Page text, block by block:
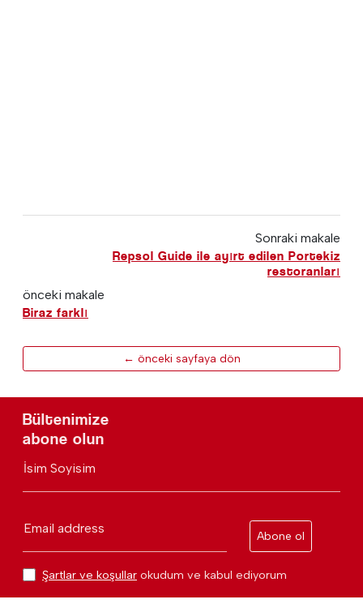
Sonraki makale
Repsol Guide ile ayırt edilen Portekiz
restoranları
önceki makale
Biraz farklı
← önceki sayfaya dön
Bültenimize
abone olun
İsim Soyisim
Email address
Abone ol
Şartlar ve koşullar okudum ve kabul ediyorum